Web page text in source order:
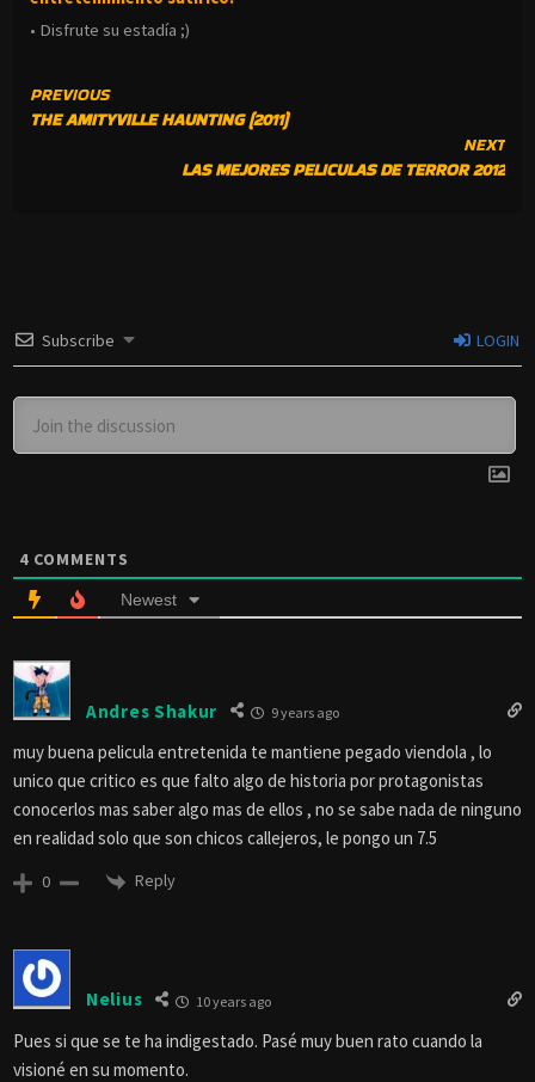
• Disfrute su estadía ;)
CONTINUE
READING
PREVIOUS
THE AMITYVILLE HAUNTING (2011)
NEXT
LAS MEJORES PELICULAS DE TERROR 2012
Subscribe LOGIN
4 COMMENTS
Newest
Andres Shakur 9 years ago
muy buena pelicula entretenida te mantiene pegado viendola , lo
unico que critico es que falto algo de historia por protagonistas
conocerlos mas saber algo mas de ellos , no se sabe nada de ninguno
en realidad solo que son chicos callejeros, le pongo un 7.5
0 Reply
Nelius 10 years ago
Pues si que se te ha indigestado. Pasé muy buen rato cuando la
visioné en su momento.